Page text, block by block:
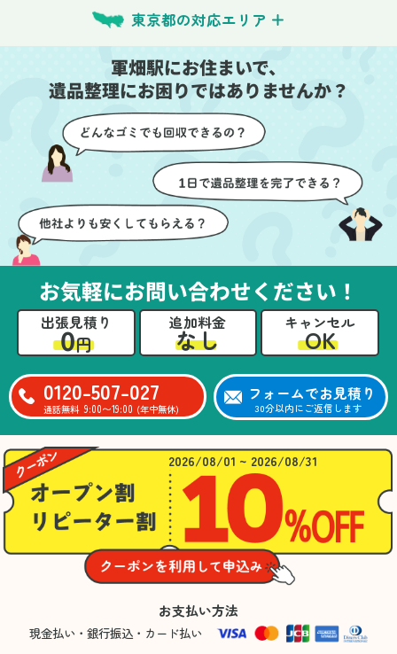
んが手際よく片付けてく
れたので、部屋が驚くほ
どスッキリしました。自
分では手が回らなかった
場所も含め、プロの力を
実感しました。
特に、物が散乱していた
部屋の整理や、細かなア
イテムの仕分けを迅速か
つ丁寧に対応していただ
けたのがありがたかった
です。家族それぞれが必
要なものを確認しながら
進めることができ、安心
できました。さらに、作
業終了後には部屋全体を
清掃していただき、まる
で新しい家のような清潔
よく対応していただき驚
きました。
当日は2名のスタッフが来
てくださり、作業の流れ
や注意点をしっかり説明
していただけたので、こ
ちらも安心感を持って作
業を見守ることができま
した。運び出しの際も、
壁や床を傷つけないよう
に細心の注意を払ってい
ただき、家全体がスムー
ズに片付いていくのがと
業が終わった後には、こ
ちらからお願いしなくて
も部屋を簡単に清掃して
いただけたのも好印象で
した。
サイクル可能なものにつ
いても教えていただき、
今後の片付けにも役立つ
知識が増えました。また
何かあれば、ぜひお願い
したいと思っています。
心のこもったサービスを
ありがとうございまし
た。
東京都の対応エリア
軍畑駅にお住まいで、
遺品整理にお困りではありませんか？
お気軽にお問い合わせください！
出張見積り
0円
追加料金
なし
キャンセル
OK
0120-507-027
通話無料 9:00〜19:00 (年中無休)
フォームでお見積り
30分以内にご返信します
2026/08/01 ~ 2026/08/31
お支払い方法
現金払い・銀行振込・カード払い